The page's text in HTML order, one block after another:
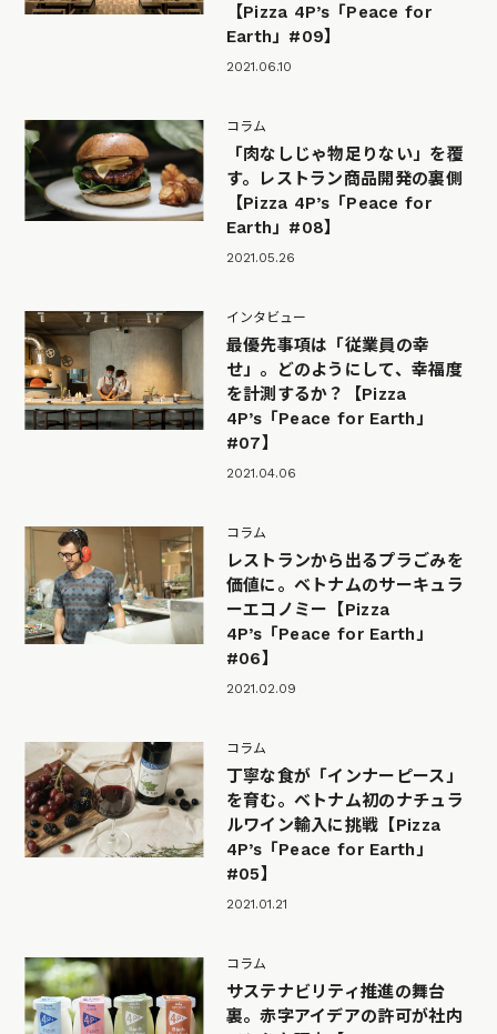
【Pizza 4P’s「Peace for
Earth」#09】
2021.06.10
コラム
「肉なしじゃ物足りない」を覆
す。レストラン商品開発の裏側
【Pizza 4P’s「Peace for
Earth」#08】
2021.05.26
インタビュー
最優先事項は「従業員の幸
せ」。どのようにして、幸福度
を計測するか？【Pizza
4P’s「Peace for Earth」
#07】
2021.04.06
コラム
レストランから出るプラごみを
価値に。ベトナムのサーキュラ
ーエコノミー【Pizza
4P’s「Peace for Earth」
#06】
2021.02.09
コラム
丁寧な食が「インナーピース」
を育む。ベトナム初のナチュラ
ルワイン輸入に挑戦【Pizza
4P’s「Peace for Earth」
#05】
2021.01.21
コラム
サステナビリティ推進の舞台
裏。赤字アイデアの許可が社内